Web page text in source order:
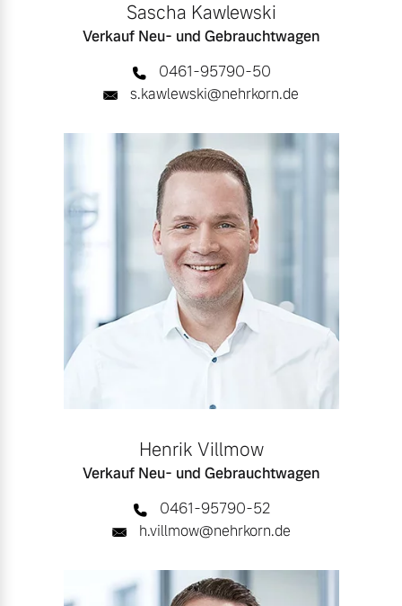
Sascha Kawlewski
Verkauf Neu- und Gebrauchtwagen
0461-95790-50
s.kawlewski@nehrkorn.de
Henrik Villmow
Verkauf Neu- und Gebrauchtwagen
0461-95790-52
h.villmow@nehrkorn.de